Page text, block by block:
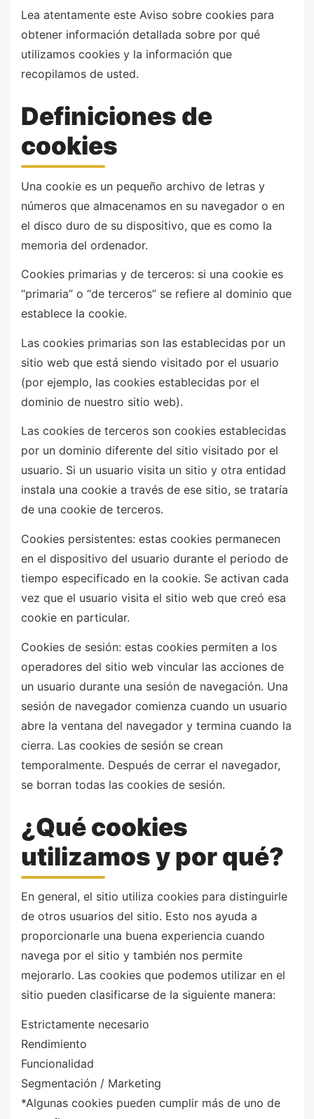
Lea atentamente este Aviso sobre cookies para
obtener información detallada sobre por qué
utilizamos cookies y la información que
recopilamos de usted.
Definiciones de
cookies
Una cookie es un pequeño archivo de letras y
números que almacenamos en su navegador o en
el disco duro de su dispositivo, que es como la
memoria del ordenador.
Cookies primarias y de terceros: si una cookie es
“primaria” o “de terceros” se refiere al dominio que
establece la cookie.
Las cookies primarias son las establecidas por un
sitio web que está siendo visitado por el usuario
(por ejemplo, las cookies establecidas por el
dominio de nuestro sitio web).
Las cookies de terceros son cookies establecidas
por un dominio diferente del sitio visitado por el
usuario. Si un usuario visita un sitio y otra entidad
instala una cookie a través de ese sitio, se trataría
de una cookie de terceros.
Cookies persistentes: estas cookies permanecen
en el dispositivo del usuario durante el periodo de
tiempo especificado en la cookie. Se activan cada
vez que el usuario visita el sitio web que creó esa
cookie en particular.
Cookies de sesión: estas cookies permiten a los
operadores del sitio web vincular las acciones de
un usuario durante una sesión de navegación. Una
sesión de navegador comienza cuando un usuario
abre la ventana del navegador y termina cuando la
cierra. Las cookies de sesión se crean
temporalmente. Después de cerrar el navegador,
se borran todas las cookies de sesión.
¿Qué cookies
utilizamos y por qué?
En general, el sitio utiliza cookies para distinguirle
de otros usuarios del sitio. Esto nos ayuda a
proporcionarle una buena experiencia cuando
navega por el sitio y también nos permite
mejorarlo. Las cookies que podemos utilizar en el
sitio pueden clasificarse de la siguiente manera:
Estrictamente necesario
Rendimiento
Funcionalidad
Segmentación / Marketing
*Algunas cookies pueden cumplir más de uno de